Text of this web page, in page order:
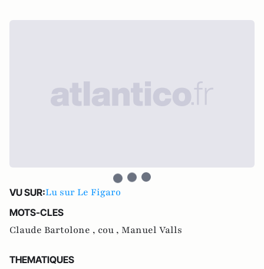
VU SUR:Lu sur Le Figaro
MOTS-CLES
Claude Bartolone , cou , Manuel Valls
THEMATIQUES